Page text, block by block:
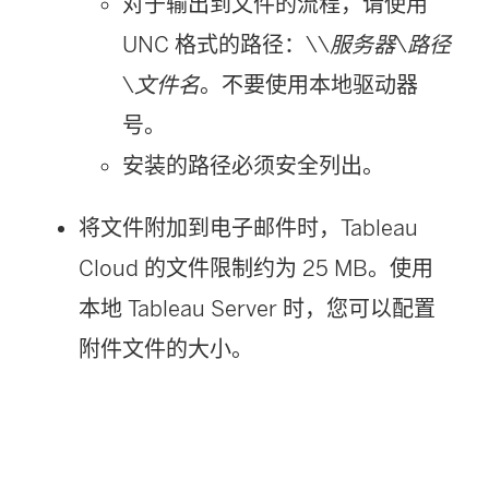
UNC 格式的路径：\\服务器\路径
\文件名。不要使用本地驱动器
号。
安装的路径必须安全列出。
将文件附加到电子邮件时，Tableau
Cloud 的文件限制约为 25 MB。使用
本地 Tableau Server 时，您可以配置
附件文件的大小。